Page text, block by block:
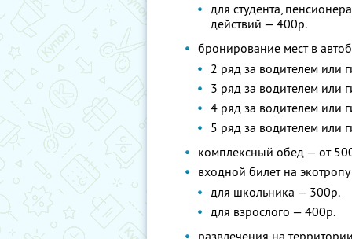
для студента,
действий — 400р.
бронирование мест в
2 ряд за водителем или
3 ряд за водителем или
4 ряд за водителем или
5 ряд за водителем или
комплексный обед — от
входной билет на
для школьника — 300р.
для взрослого — 400р.
развлечения на